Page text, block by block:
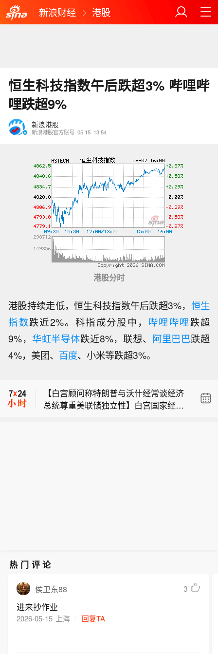
新浪财经 港股
恒生科技指数午后跌超3% 哔哩哔
哩跌超9%
新浪港股
新浪港股官方账号 05.15 13:54
港股分时
港股持续走低，恒生科技指数午后跌超3%， 恒生
指数跌近2%。科指成分股中， 哔哩哔哩跌超
9%， 华虹半导体跌近8%，联想、 阿里巴巴跌超
4%，美团、 百度、小米等跌超3%。
美国财长贝森特：经济具备加速发展的
条件。
队正克服恶劣环境与愈发汹涌的海面，
尝试将这艘 52 米长的航天器引导至港
【白宫顾问称特朗普与沃什经常谈经济
总统尊重美联储独立性】白宫国家经济
特也会，所以这其实算不上什么新闻。”
性”。历任总统和美联储主席也曾通话和
会面，但并不常见。通常情况下，美联
储主席与政府之间的主要联络人是财政
部长，两人几乎每周都会共进早餐。美
热门评论
侯卫东88 3
进来抄作业
2026-05-15 上海 回复TA